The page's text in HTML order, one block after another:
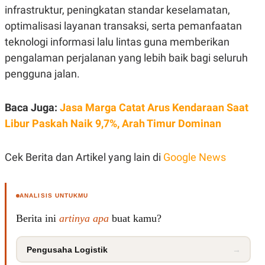
A
T
D
A
A
G
E
S
K
T
A
N
L
S
U
S
N
A
A
E
S
E
infrastruktur, peningkatan standar keselamatan,
optimalisasi layanan transaksi, serta pemanfaatan
teknologi informasi lalu lintas guna memberikan
pengalaman perjalanan yang lebih baik bagi seluruh
pengguna jalan.
Baca Juga: Jasa Marga Catat Arus Kendaraan Saat
Libur Paskah Naik 9,7%, Arah Timur Dominan
Cek Berita dan Artikel yang lain di Google News
ANALISIS UNTUKMU
Berita ini artinya apa buat kamu?
Pengusaha Logistik →